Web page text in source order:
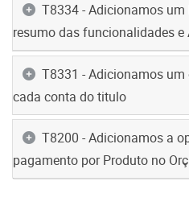
T8334 - Adicionamos
resumo das funcionalidades
T8331 - Adicionamos
cada conta do titulo
T8200 - Adicionamos a
pagamento por Produto no